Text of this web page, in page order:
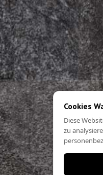
Cookies
Diese
zu